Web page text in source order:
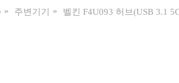
주변기기 벨킨 F4U093 허브(USB 3.1